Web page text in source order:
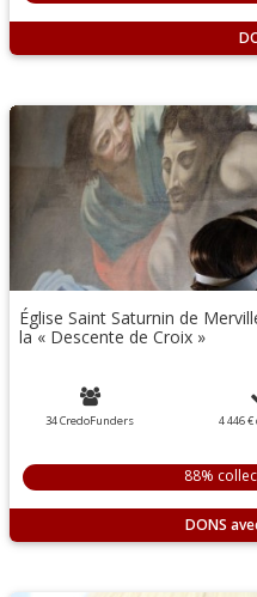
Église Saint Saturnin de
la « Descente de Croix »
34 CredoFunders 4 446 €
88%
DONS